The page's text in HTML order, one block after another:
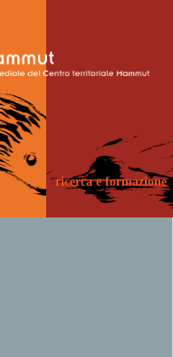
ricerca e formazione